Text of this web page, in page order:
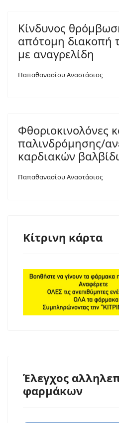
Κίνδυνος
απότομη διακοπή
με αναγρελίδη
Παπαθανασίου Αναστάσιος
Φθοριοκινολόνες
παλινδρόμησης/
καρδιακών
Παπαθανασίου Αναστάσιος
Κίτρινη κάρτα
Έλεγχος
φαρμάκων